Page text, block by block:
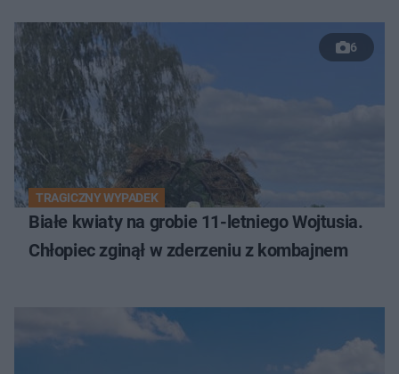
6
TRAGICZNY WYPADEK
Białe kwiaty na grobie 11-letniego Wojtusia.
Chłopiec zginął w zderzeniu z kombajnem